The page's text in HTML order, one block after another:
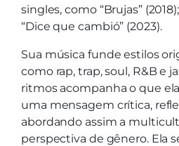
singles, como “Brujas”
“Dice que cambió” (2023).
Sua música funde estilos
como rap, trap, soul, R&B e
ritmos acompanha o que
uma mensagem crítica,
abordando assim a
perspectiva de gênero. Ela